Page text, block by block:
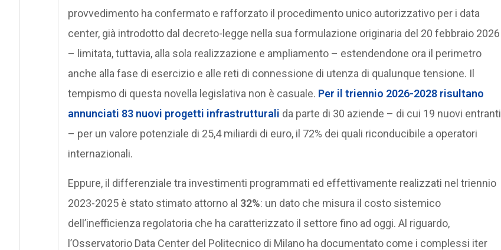
provvedimento ha confermato e rafforzato il procedimento unico autorizzativo per i data
center, già introdotto dal decreto-legge nella sua formulazione originaria del 20 febbraio 2026
– limitata, tuttavia, alla sola realizzazione e ampliamento – estendendone ora il perimetro
anche alla fase di esercizio e alle reti di connessione di utenza di qualunque tensione. Il
tempismo di questa novella legislativa non è casuale. Per il triennio 2026-2028 risultano
annunciati 83 nuovi progetti infrastrutturali da parte di 30 aziende – di cui 19 nuovi entranti
– per un valore potenziale di 25,4 miliardi di euro, il 72% dei quali riconducibile a operatori
internazionali.
Eppure, il differenziale tra investimenti programmati ed effettivamente realizzati nel triennio
2023-2025 è stato stimato attorno al 32%: un dato che misura il costo sistemico
dell’inefficienza regolatoria che ha caratterizzato il settore fino ad oggi. Al riguardo,
l’Osservatorio Data Center del Politecnico di Milano ha documentato come i complessi iter